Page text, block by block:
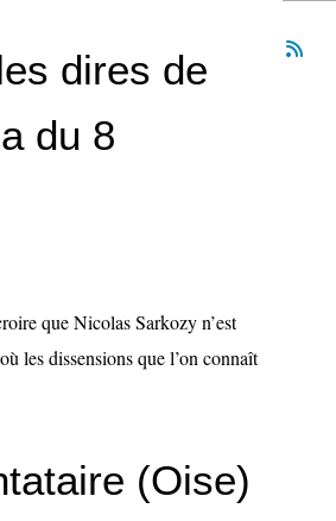
dires de
du 8
que Nicolas Sarkozy n’est
les dissensions que l’on connaît
(Oise)